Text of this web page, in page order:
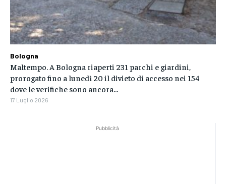
Pubblicità
Bologna
Maltempo. A Bologna riaperti 231 parchi e giardini,
prorogato fino a lunedì 20 il divieto di accesso nei 154
dove le verifiche sono ancora...
17 Luglio 2026